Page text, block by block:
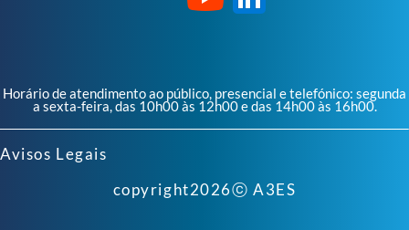
Horário de atendimento ao público, presencial e telefónico: segunda
a sexta-feira, das 10h00 às 12h00 e das 14h00 às 16h00.
Avisos Legais
copyright2026ⓒ A3ES